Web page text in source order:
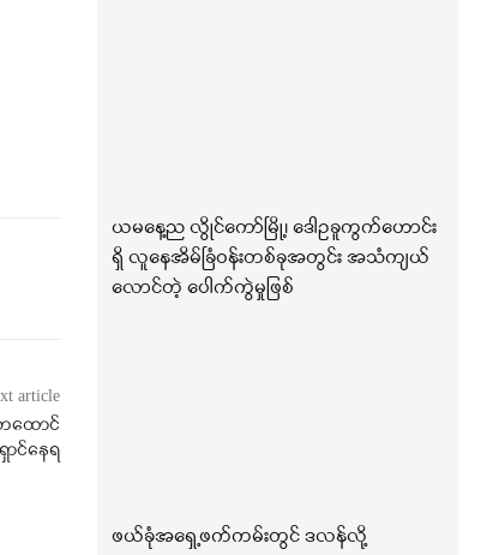
article
ထောင်
င်နေရ
ယမနေ့ည လွိုင်ကော်မြို့၊ ဒေါဥခူကွက်ဟောင်း
ရှိ လူနေအိမ်ခြံဝန်းတစ်ခုအတွင်း အသံကျယ်
လောင်တဲ့ ပေါက်ကွဲမှုဖြစ်
ဖယ်ခုံအရှေ့ဖက်ကမ်းတွင် ဒလန်လို့